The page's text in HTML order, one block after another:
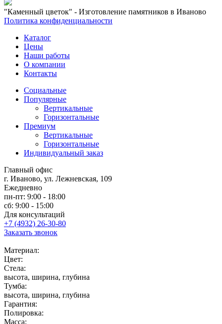
"Каменный цветок" - Изготовление памятников в Иваново
Политика конфиденциальности
Каталог
Цены
Наши работы
О компании
Контакты
Социальные
Популярные
Вертикальные
Горизонтальные
Премиум
Вертикальные
Горизонтальные
Индивидуальный заказ
Главный офис
г. Иваново, ул. Лежневская, 109
Ежедневно
пн-пт: 9:00 - 18:00
сб: 9:00 - 15:00
Для консультаций
+7 (4932) 26-30-80
Заказать звонок
Материал:
Цвет:
Стела:
высота, ширина, глубина
Тумба:
высота, ширина, глубина
Гарантия:
Полировка:
Масса: